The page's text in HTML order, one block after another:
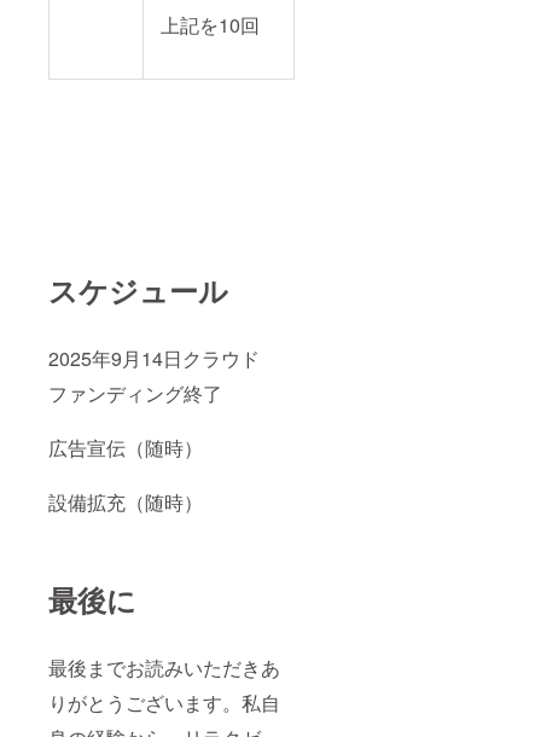
上記を10回
スケジュール
2025年9月14日クラウド
ファンディング終了
広告宣伝（随時）
設備拡充（随時）
最後に
最後までお読みいただきあ
りがとうございます。私自